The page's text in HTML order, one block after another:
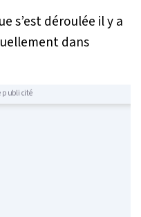
s’est déroulée il y a
dans
publicité